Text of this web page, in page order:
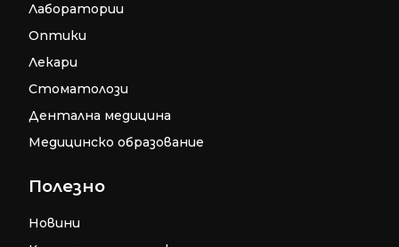
Лаборатории
Оптики
Лекари
Стоматолози
Дентална медицина
Медицинско образование
Полезно
Новини